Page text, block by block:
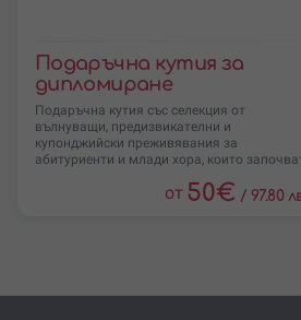
може да разгледа включените
избере това, което иска да
Резервацията се прави според
дати и изискванията на
Преживяванията в селекцията
според сезонност, наличност и
Подаръчна кутия за
дипломиране
Подаръчна кутия със селекция от
вълнуващи, предизвикателни и
купонджийски преживявания за
абитуриенти и млади хора, които
от 50€ / 97.80